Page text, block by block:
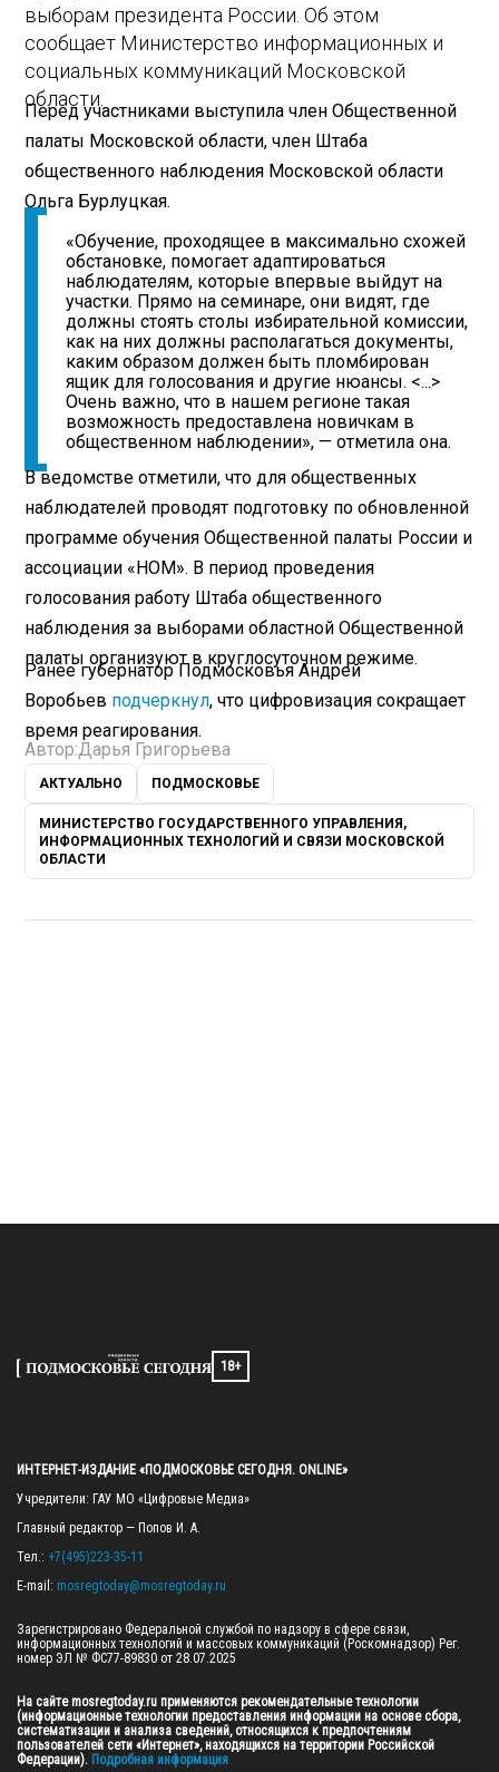
выборам президента России. Об этом
сообщает Министерство информационных и
социальных коммуникаций Московской
области.
Перед участниками выступила член Общественной
палаты Московской области, член Штаба
общественного наблюдения Московской области
Ольга Бурлуцкая.
«Обучение, проходящее в максимально схожей
обстановке, помогает адаптироваться
наблюдателям, которые впервые выйдут на
участки. Прямо на семинаре, они видят, где
должны стоять столы избирательной комиссии,
как на них должны располагаться документы,
каким образом должен быть пломбирован
ящик для голосования и другие нюансы. <...>
Очень важно, что в нашем регионе такая
возможность предоставлена новичкам в
общественном наблюдении», — отметила она.
В ведомстве отметили, что для общественных
наблюдателей проводят подготовку по обновленной
программе обучения Общественной палаты России и
ассоциации «НОМ». В период проведения
голосования работу Штаба общественного
наблюдения за выборами областной Общественной
палаты организуют в круглосуточном режиме.
Ранее губернатор Подмосковья Андрей
Воробьев подчеркнул, что цифровизация сокращает
время реагирования.
Автор:Дарья Григорьева
АКТУАЛЬНО ПОДМОСКОВЬЕ
МИНИСТЕРСТВО ГОСУДАРСТВЕННОГО УПРАВЛЕНИЯ,
ИНФОРМАЦИОННЫХ ТЕХНОЛОГИЙ И СВЯЗИ МОСКОВСКОЙ
ОБЛАСТИ
18+
ИНТЕРНЕТ-ИЗДАНИЕ «ПОДМОСКОВЬЕ СЕГОДНЯ. ONLINE»
Учредители: ГАУ МО «Цифровые Медиа»
Главный редактор — Попов И. А.
Тел.: +7(495)223-35-11
E-mail: mosregtoday@mosregtoday.ru
Зарегистрировано Федеральной службой по надзору в сфере связи,
информационных технологий и массовых коммуникаций (Роскомнадзор) Рег.
номер ЭЛ № ФС77-89830 от 28.07.2025
На сайте mosregtoday.ru применяются рекомендательные технологии
(информационные технологии предоставления информации на основе сбора,
систематизации и анализа сведений, относящихся к предпочтениям
пользователей сети «Интернет», находящихся на территории Российской
Федерации). Подробная информация